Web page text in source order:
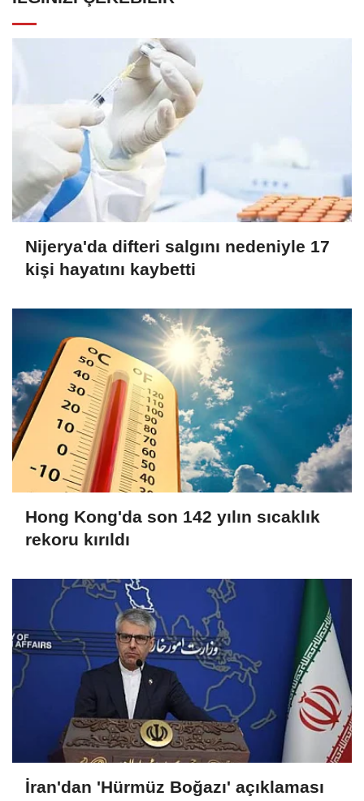
Nijerya'da difteri salgını nedeniyle 17
kişi hayatını kaybetti
Hong Kong'da son 142 yılın sıcaklık
rekoru kırıldı
İran'dan 'Hürmüz Boğazı' açıklaması